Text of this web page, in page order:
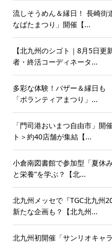
流しそうめん＆縁日！ 長崎街
なばたまつり」開催【...
【北九州のシゴト｜8月5日
者・終活コーディネータ...
多彩な体験！バザー＆縁日
「ボランティアまつり」...
「門司港おいまつ自由市」
ト＞約40店舗が集結【...
小倉南図書館で参加型「夏休
と栄養”を学ぶ？【北...
北九州メッセで『TGC北九
新たな企画も？【北九州...
北九州初開催「サンリオキャ